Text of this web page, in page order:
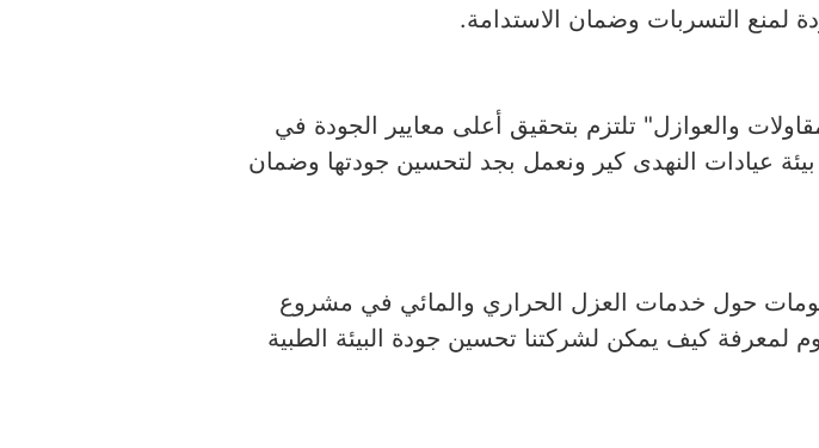
لمنع التسربات وضمان الاستدامة.
والعوازل" تلتزم بتحقيق أعلى معايير الجودة في
عيادات النهدى كير ونعمل بجد لتحسين جودتها وضمان
حول خدمات العزل الحراري والمائي في مشروع
لمعرفة كيف يمكن لشركتنا تحسين جودة البيئة الطبية